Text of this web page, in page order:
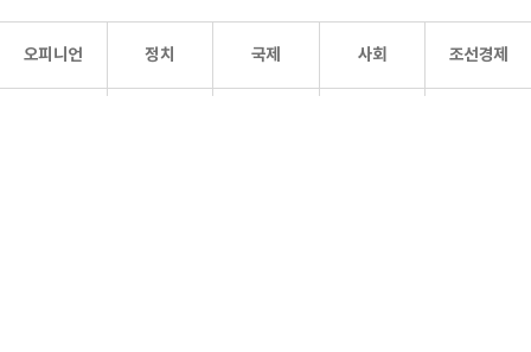
오피니언 정치 국제 사회 조선경제